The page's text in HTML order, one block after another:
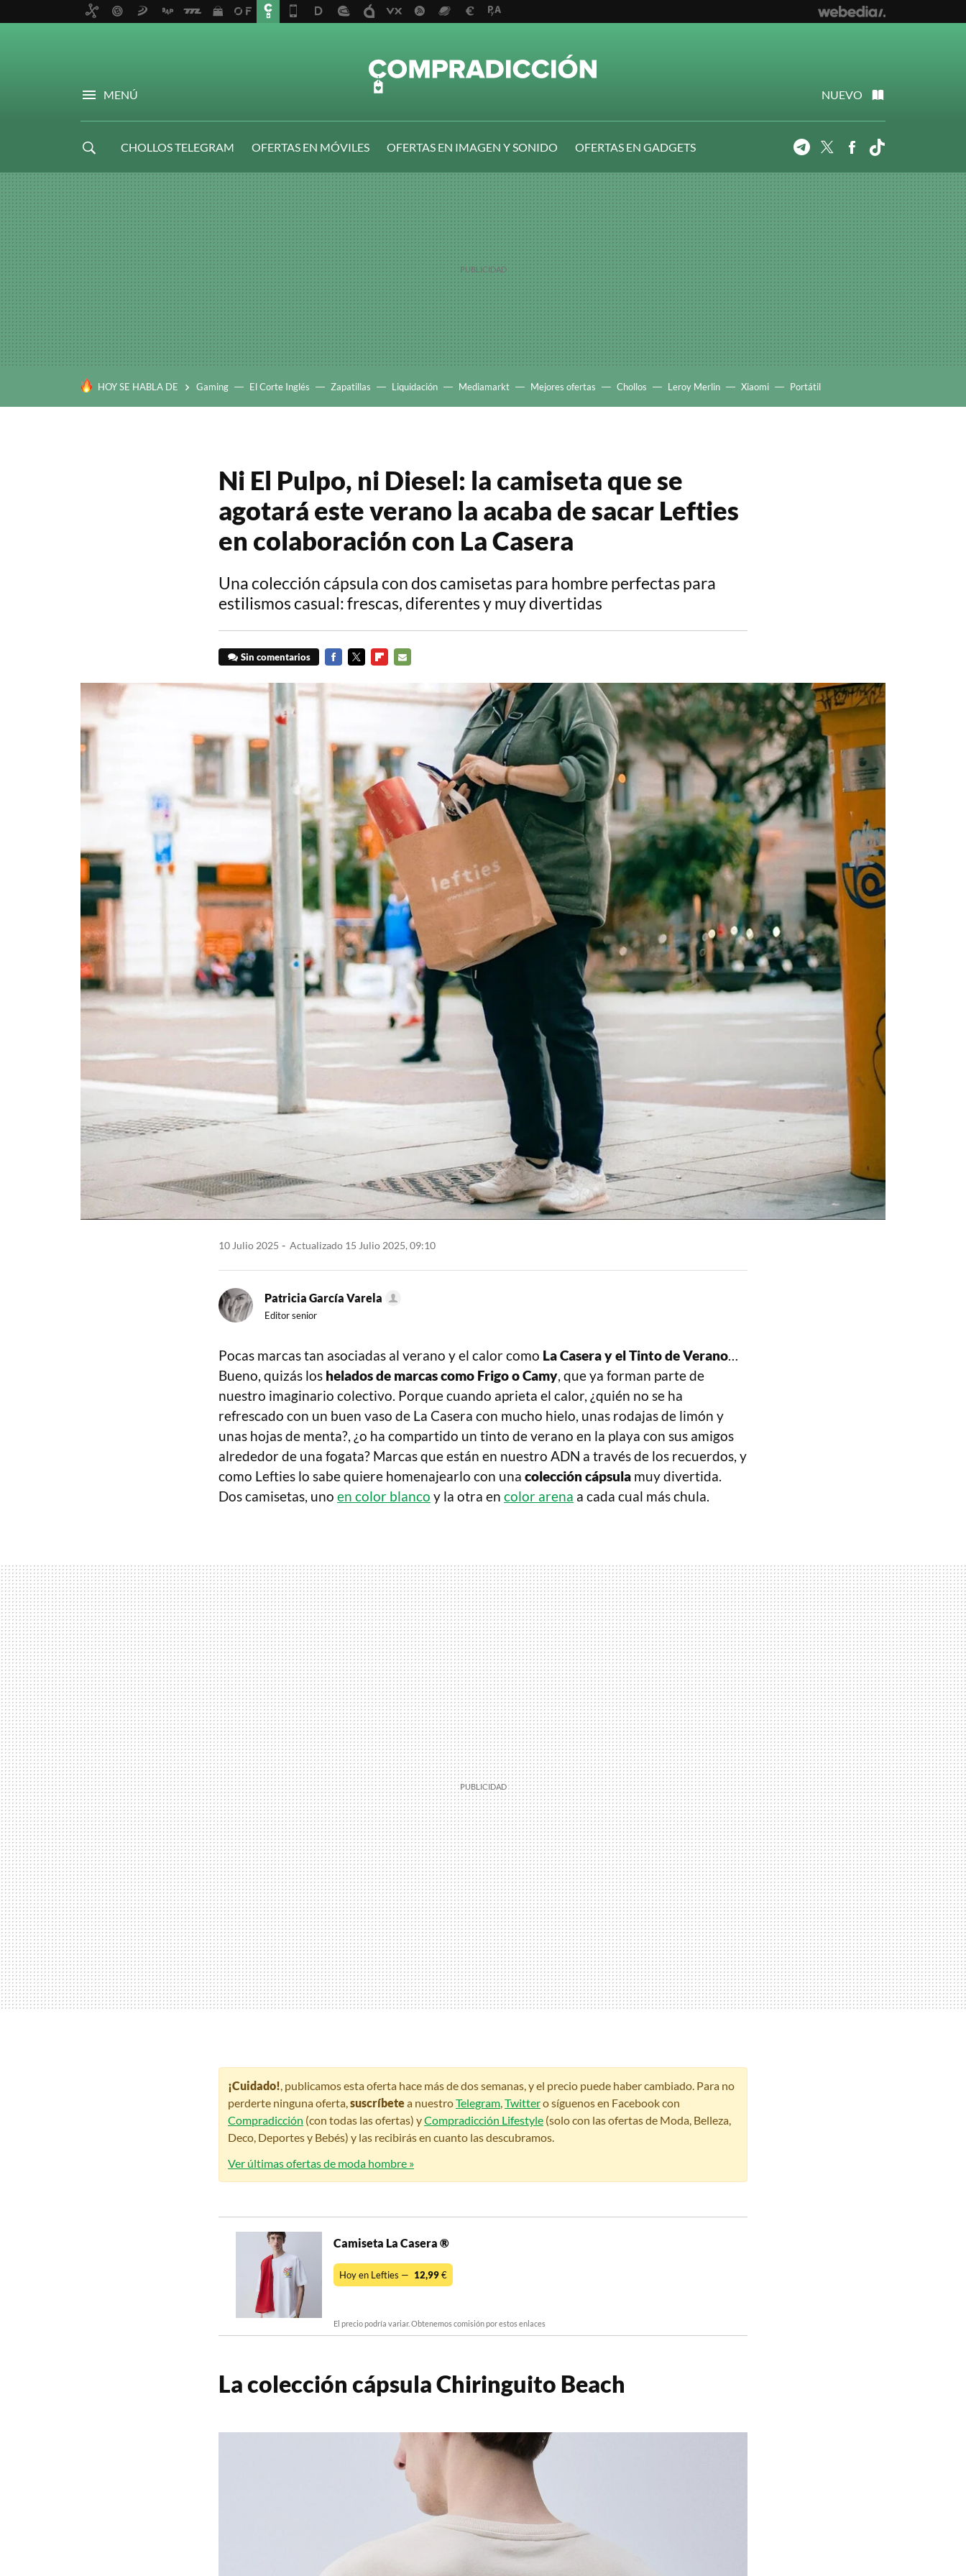
MENÚ NUEVO
CHOLLOS TELEGRAM OFERTAS EN MÓVILES OFERTAS EN IMAGEN Y SONIDO
OFERTAS EN GADGETS
TelegramTwitterFacebook
HOY SE HABLA DE Gaming El Corte Inglés Zapatillas Liquidación Mediamarkt Mejores ofertas Chollos Leroy Merlin Xiaomi Portátil
Ni El Pulpo, ni Diesel: la camiseta que se
agotará este verano la acaba de sacar Lefties
en colaboración con La Casera
Una colección cápsula con dos camisetas para hombre perfectas para
estilismos casual: frescas, diferentes y muy divertidas
Sin comentarios
MAIL
10 Julio 2025 Actualizado 15 Julio 2025, 09:10
Patricia García Varela
Editor senior
Pocas marcas tan asociadas al verano y el calor como La Casera y el Tinto de Verano…
Bueno, quizás los helados de marcas como Frigo o Camy, que ya forman parte de
nuestro imaginario colectivo. Porque cuando aprieta el calor, ¿quién no se ha
refrescado con un buen vaso de La Casera con mucho hielo, unas rodajas de limón y
unas hojas de menta?, ¿o ha compartido un tinto de verano en la playa con sus amigos
alrededor de una fogata? Marcas que están en nuestro ADN a través de los recuerdos, y
como Lefties lo sabe quiere homenajearlo con una colección cápsula muy divertida.
Dos camisetas, uno en color blanco y la otra en color arena a cada cual más chula.
¡Cuidado! , publicamos esta oferta hace más de dos semanas, y el precio puede haber cambiado. Para no
perderte ninguna oferta, suscríbetea nuestroTelegram Twittero síguenos en Facebook con
Compradicción (con todas las ofertas) yCompradicción Lifestyle (solo con las ofertas de Moda, Belleza,
Deco, Deportes y Bebés) y las recibirás en cuanto las descubramos.
Ver últimas ofertas de moda hombre »
Camiseta La Casera ®
Hoy en Lefties — 12,99€
El precio podría variar. Obtenemos comisión por estos enlaces
La colección cápsula Chiringuito Beach